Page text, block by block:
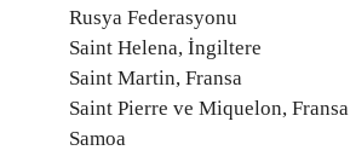
Rusya Federasyonu
Saint Helena, İngiltere
Saint Martin, Fransa
Saint Pierre ve Miquelon, Fransa
Samoa